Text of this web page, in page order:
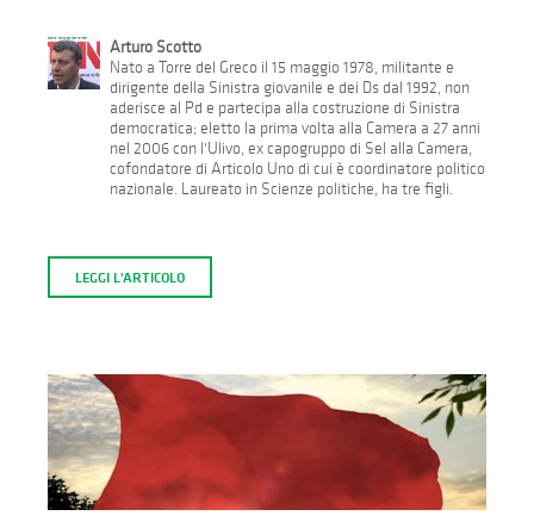
Arturo Scotto
Nato a Torre del Greco il 15 maggio 1978, militante e
dirigente della Sinistra giovanile e dei Ds dal 1992, non
aderisce al Pd e partecipa alla costruzione di Sinistra
democratica; eletto la prima volta alla Camera a 27 anni
nel 2006 con l'Ulivo, ex capogruppo di Sel alla Camera,
cofondatore di Articolo Uno di cui è coordinatore politico
nazionale. Laureato in Scienze politiche, ha tre figli.
LEGGI L'ARTICOLO